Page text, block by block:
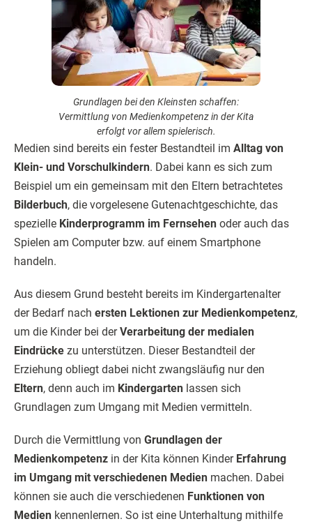
Grundlagen bei den Kleinsten schaffen:
Vermittlung von Medienkompetenz in der Kita
erfolgt vor allem spielerisch.
Medien sind bereits ein fester Bestandteil im Alltag von
Klein- und Vorschulkindern. Dabei kann es sich zum
Beispiel um ein gemeinsam mit den Eltern betrachtetes
Bilderbuch, die vorgelesene Gutenachtgeschichte, das
spezielle Kinderprogramm im Fernsehen oder auch das
Spielen am Computer bzw. auf einem Smartphone
handeln.
Aus diesem Grund besteht bereits im Kindergartenalter
der Bedarf nach ersten Lektionen zur Medienkompetenz,
um die Kinder bei derVerarbeitung der medialen
Eindrücke zu unterstützen. Dieser Bestandteil der
Erziehung obliegt dabei nicht zwangsläufig nur den
Eltern, denn auch im Kindergarten lassen sich
Grundlagen zum Umgang mit Medien vermitteln.
Durch die Vermittlung von Grundlagen der
Medienkompetenz in der Kita können Kinder Erfahrung
im Umgang mit verschiedenen Medien machen. Dabei
können sie auch die verschiedenen Funktionen von
Medien kennenlernen. So ist eine Unterhaltung mithilfe